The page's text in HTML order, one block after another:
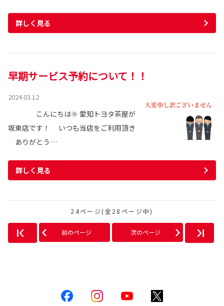
詳しく見る
早期サービス予約について！！
2024.03.12
こんにちは🌞 愛知トヨタ茶屋が
坂東店です！ いつも当店をご利用頂き
ありがとう…
詳しく見る
24ページ(全28ページ中)
前のページ 次のページ